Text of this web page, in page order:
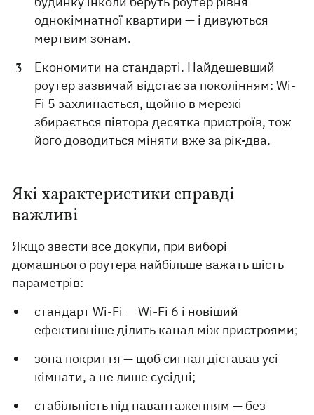
однокімнатної квартири — і дивуються
мертвим зонам.
Економити на стандарті. Найдешевший
роутер зазвичай відстає за поколінням: Wi-
Fi 5 захлинається, щойно в мережі
збирається півтора десятка пристроїв, тож
його доводиться міняти вже за рік-два.
Які характеристики справді
важливі
Якщо звести все докупи, при виборі
домашнього роутера найбільше важать шість
параметрів:
стандарт Wi-Fi — Wi-Fi 6 і новіший
ефективніше ділить канал між пристроями;
зона покриття — щоб сигнал діставав усі
кімнати, а не лише сусідні;
стабільність під навантаженням — без